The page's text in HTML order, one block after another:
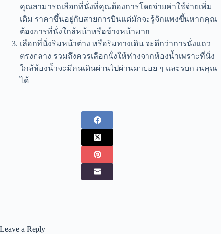
คุณสามารถเลือกที่นั่งที่คุณต้องการโดยจ่ายค่าใช้จ่ายเพิ่ม
เติม ราคาขึ้นอยู่กับสายการบินแต่มักจะรู้จักแพงขึ้นหากคุณ
ต้องการที่นั่งใกล้หน้าหรือข้างหน้ามาก
เลือกที่นั่งริมหน้าต่าง หรือริมทางเดิน จะดีกว่าการนั่งแถว
ตรงกลาง รวมถึงควรเลือกนั่งให้ห่างจากห้องน้ำเพราะที่นั่ง
ใกล้ห้องน้ำจะมีคนเดินผ่านไปผ่านมาบ่อย ๆ และรบกวนคุณ
ได้
Leave a Reply